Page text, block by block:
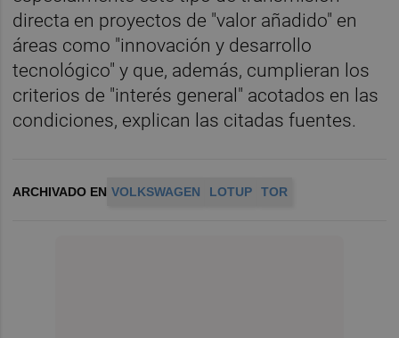
directa en proyectos de "valor añadido" en
áreas como "innovación y desarrollo
tecnológico" y que, además, cumplieran los
criterios de "interés general" acotados en las
condiciones, explican las citadas fuentes.
ARCHIVADO EN VOLKSWAGEN LOTUP TOR